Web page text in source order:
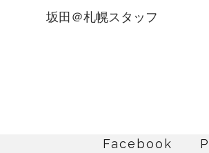
坂田＠札幌スタッフ
Facebook